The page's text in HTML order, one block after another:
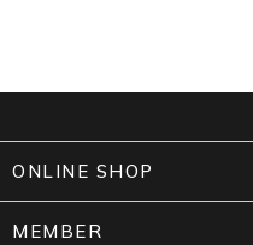
ONLINE SHOP
MEMBER